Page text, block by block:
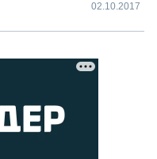
02.10.2017